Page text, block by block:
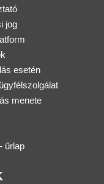
jog
esetén
menete
űrlap